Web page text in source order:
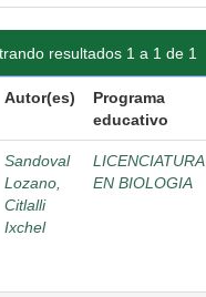
resultados 1 a 1 de 1
Autor(es)
Programa
educativo
Sandoval
Lozano,
Citlalli
Ixchel
LICENCIATURA
EN BIOLOGIA